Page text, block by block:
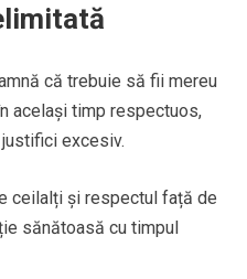
că trebuie să fii mereu
același timp respectuos,
excesiv.
ceilalți și respectul față de
sănătoasă cu timpul